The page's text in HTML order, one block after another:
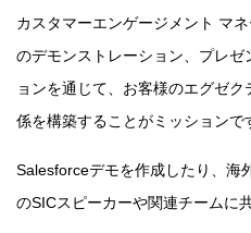
カスタマーエンゲージメント マ
のデモンストレーション、プレ
ョンを通じて、お客様のエグゼ
係を構築することがミッションで
Salesforceデモを作成したり、海
のSICスピーカーや関連チームに